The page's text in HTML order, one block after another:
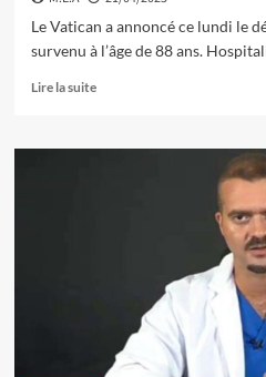
Le Vatican a annoncé ce lundi le
survenu à l’âge de 88 ans.
Lire la suite